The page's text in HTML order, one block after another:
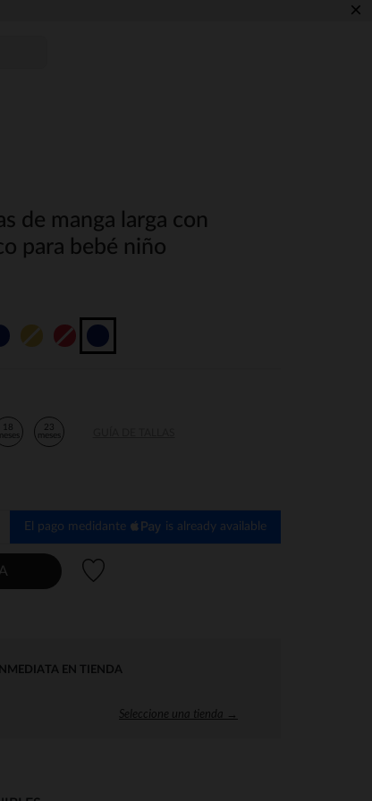
×
de manga larga con
para bebé niño
18
23
meses
El pago medidante is already available
EN TIENDA
Seleccione una tienda →